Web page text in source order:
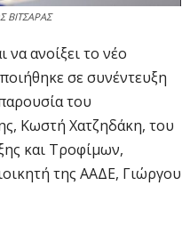
ΒΙΤΣΑΡΑΣ
να ανοίξει το νέο
σε συνέντευξη
του
Κωστή Χατζηδάκη, του
και Τροφίμων,
της ΑΑΔΕ, Γιώργου